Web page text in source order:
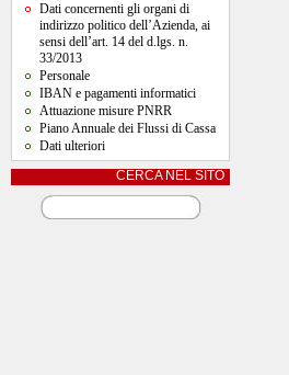
Dati concernenti gli organi di
indirizzo politico dell’Azienda, ai
sensi dell’art. 14 del d.lgs. n.
33/2013
Personale
IBAN e pagamenti informatici
Attuazione misure PNRR
Piano Annuale dei Flussi di Cassa
Dati ulteriori
CERCA NEL SITO